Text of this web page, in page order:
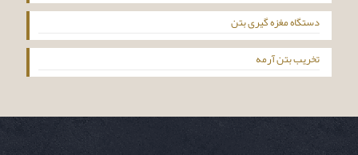
دستگاه مغزه گیری بتن
تخریب بتن آرمه